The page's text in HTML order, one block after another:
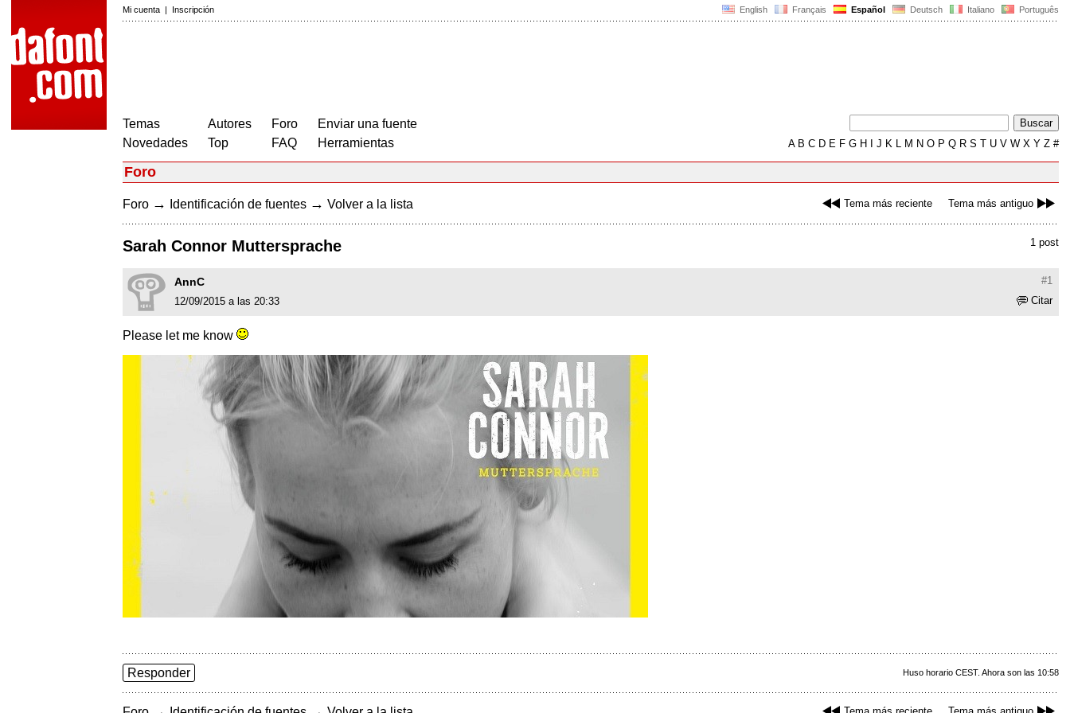
English Français Español Deutsch Italiano Português
Mi cuenta | Inscripción
Temas
Novedades
Autores
Top
Foro
FAQ
Enviar una fuente
Herramientas
AB C D E F G H J K L M N O P Q R S T U V W X Y Z #
Foro
Tema más reciente Tema más antiguo
Foro → Identificación de fuentes → Volver a la lista
1 post
Sarah Connor Muttersprache
#1
AnnC
Citar
12/09/2015 a las 20:33
Please let me know
Huso horario CEST. Ahora son las 10:58
Responder